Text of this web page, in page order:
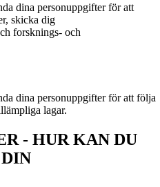
dina personuppgifter för att
skicka dig
forsknings- och
dina personuppgifter för att följa
lagar.
- HUR KAN DU